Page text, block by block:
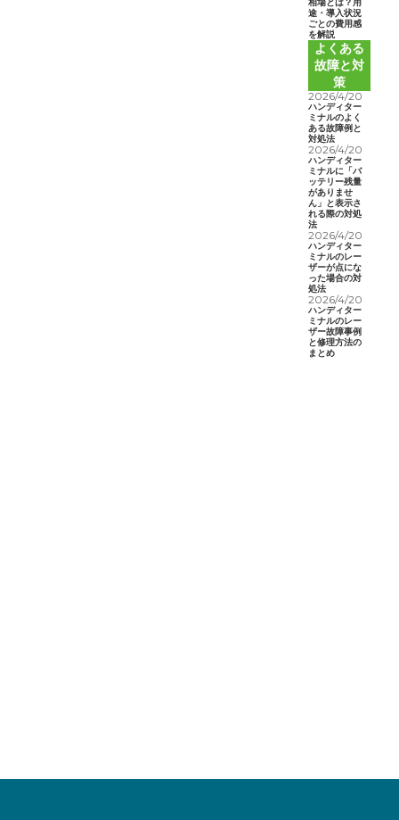
途・導入状況
ごとの費用感
を解説
よくある
故障と対
策
2026/4/20
ハンディター
ミナルのよく
ある故障例と
対処法
2026/4/20
ハンディター
ミナルに「バ
ッテリー残量
がありませ
ん」と表示さ
れる際の対処
法
2026/4/20
ハンディター
ミナルのレー
ザーが点にな
った場合の対
処法
2026/4/20
ハンディター
ミナルのレー
ザー故障事例
と修理方法の
まとめ